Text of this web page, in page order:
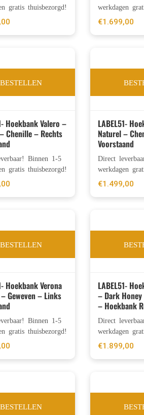
gratis thuisbezorgd!
werkdagen
€1.699,00
BESTELLEN
Hoekbank Valero –
Chenille – Rechts
Binnen 1-5
gratis thuisbezorgd!
LABEL51-
Naturel –
Voorstaand
Direct
werkdagen
€1.499,00
BESTELLEN
Hoekbank Verona
Geweven – Links
Binnen 1-5
gratis thuisbezorgd!
LABEL51-
– Dark
– Hoekbank
Direct
werkdagen
€1.899,00
BESTELLEN